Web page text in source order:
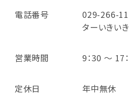
電話番号
029-266-
ターいきいき
営業時間 9：30 ～ 17
定休日 年中無休